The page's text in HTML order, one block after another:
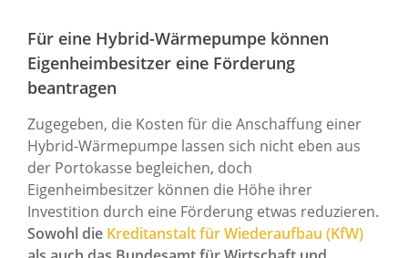
Für eine Hybrid-Wärmepumpe können
Eigenheimbesitzer eine Förderung
beantragen
Zugegeben, die Kosten für die Anschaffung einer
Hybrid-Wärmepumpe lassen sich nicht eben aus
der Portokasse begleichen, doch
Eigenheimbesitzer können die Höhe ihrer
Investition durch eine Förderung etwas reduzieren.
Sowohl die Kreditanstalt für Wiederaufbau (KfW)